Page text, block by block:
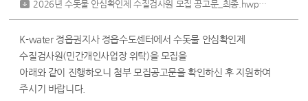
2026년 수돗물 안심확인제 수질검사원 모집 공고문_최종.hwp [ 84,480
K-water 정읍권지사 정읍수도센터에서 수돗물 안심확인제
수질검사원(민간개인사업장 위탁)을 모집을
아래와 같이 진행하오니 첨부 모집공고문을 확인하신 후 지원하여
주시기 바랍니다.